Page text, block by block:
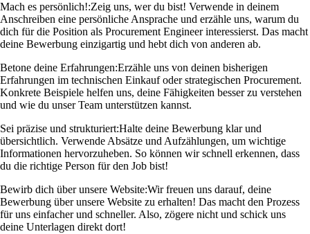
Mach es persönlich!:Zeig uns, wer du bist! Verwende in deinem
Anschreiben eine persönliche Ansprache und erzähle uns, warum du
dich für die Position als Procurement Engineer interessierst. Das macht
deine Bewerbung einzigartig und hebt dich von anderen ab.
Betone deine Erfahrungen:Erzähle uns von deinen bisherigen
Erfahrungen im technischen Einkauf oder strategischen Procurement.
Konkrete Beispiele helfen uns, deine Fähigkeiten besser zu verstehen
und wie du unser Team unterstützen kannst.
Sei präzise und strukturiert:Halte deine Bewerbung klar und
übersichtlich. Verwende Absätze und Aufzählungen, um wichtige
Informationen hervorzuheben. So können wir schnell erkennen, dass
du die richtige Person für den Job bist!
Bewirb dich über unsere Website:Wir freuen uns darauf, deine
Bewerbung über unsere Website zu erhalten! Das macht den Prozess
für uns einfacher und schneller. Also, zögere nicht und schick uns
deine Unterlagen direkt dort!